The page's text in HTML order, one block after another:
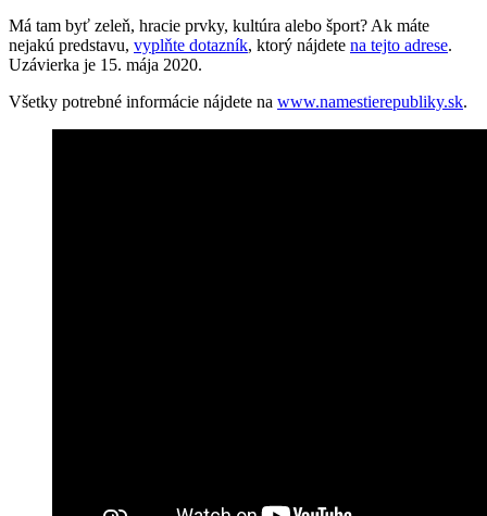
Má tam byť zeleň, hracie prvky, kultúra alebo šport? Ak máte
nejakú predstavu, vyplňte dotazník, ktorý nájdete na tejto adrese.
Uzávierka je 15. mája 2020.
Všetky potrebné informácie nájdete na www.namestierepubliky.sk.